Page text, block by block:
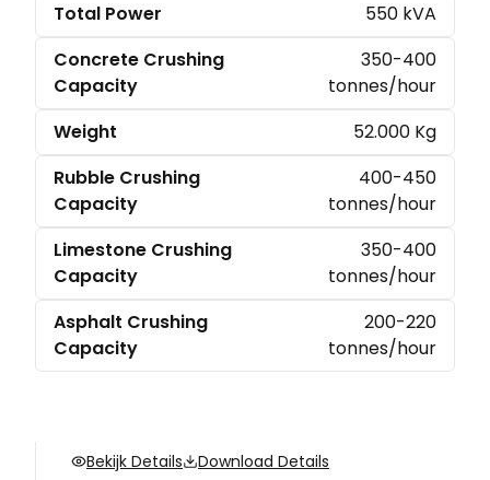
Total Power
550 kVA
Concrete Crushing
Capacity
350-400
tonnes/hour
Weight
52.000 Kg
Rubble Crushing
Capacity
400-450
tonnes/hour
Limestone Crushing
Capacity
350-400
tonnes/hour
Asphalt Crushing
Capacity
200-220
tonnes/hour
Bekijk Details Download Details